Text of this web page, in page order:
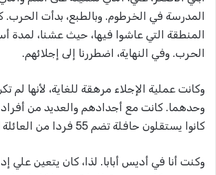
المدرسة في الخرطوم. وبالطبع، بدأت الحرب.
المنطقة التي عاشوا فيها، حيث عشنا، لمدة
الحرب. وفي النهاية، اضطررنا إلى إجلائهم.
وكانت عملية الإجلاء مرهقة للغاية، لأنها لم
وحدهما. كانت مع أجدادهم والعديد من أفراد
كانوا يستقلون حافلة تضم 55 فردا من العائلة المباشرة.
وكنت أنا في أديس أبابا. لذا، كان يتعين علي